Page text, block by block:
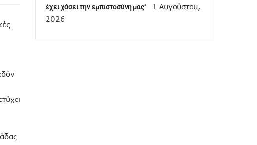
έχει χάσει την εμπιστοσύνη μας”
1 Αυγούστου,
2026